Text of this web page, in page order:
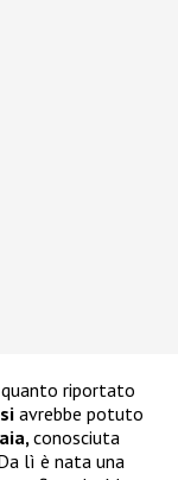
quanto riportato
avrebbe potuto
conosciuta
lì è nata una